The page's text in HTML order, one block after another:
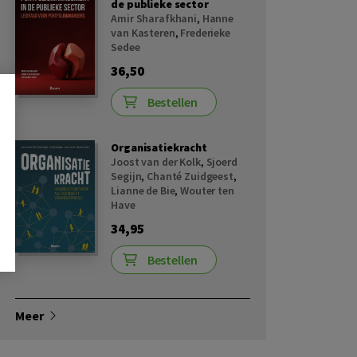
de publieke sector
Amir Sharafkhani, Hanne
van Kasteren, Frederieke
Sedee
36,50
Bestellen
Organisatiekracht
Joost van der Kolk, Sjoerd
Segijn, Chanté Zuidgeest,
Lianne de Bie,Wouter ten
Have
34,95
Bestellen
Meer